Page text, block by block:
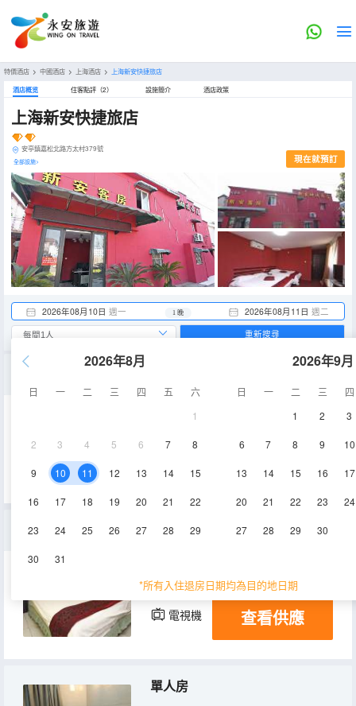
特價酒店 > 中國酒店 > 上海酒店 > 上海新安快捷旅店
酒店概览 住客點評（2） 設施簡介 酒店政策
上海新安快捷旅店
安亭鎮嘉松北路方太村379號
全部設施> 現在就預訂
2026年08月10日 週一 2026年08月11日 週二
1 晚
2026年8月
日 一 二 三 四 五
六
1
2 3 4 5 6 7 8
9 10 11 12 13 14 15
16 17 18 19 20 21 22
23 24 25 26 27 28 29
30 31
2026年9月
日 一 二 三
四
1
2 3
6 7 8 9 10
13 14 15 16 17
20 21 22 23 24
27 28 29 30
*所有入住退房日期均為目的地日期
重新搜尋
空調
商務大床房
15㎡ 2層 空調
電視機 查看供應
單人房